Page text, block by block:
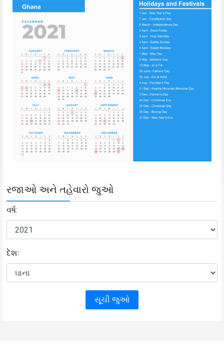
રજાઓ અને તહેવારો જુઓ
વર્ષ:
દેેશઃ
સૂૂચી જુઓ